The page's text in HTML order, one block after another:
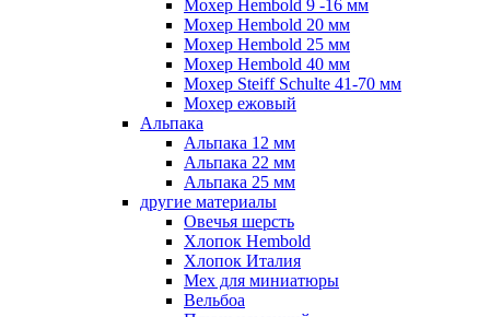
Мохер Hembold 9 -16 мм
Мохер Hembold 20 мм
Мохер Hembold 25 мм
Мохер Hembold 40 мм
Мохер Steiff Schulte 41-70 мм
Мохер ежовый
Альпака
Альпака 12 мм
Альпака 22 мм
Альпака 25 мм
другие материалы
Овечья шерсть
Хлопок Hembold
Хлопок Италия
Мех для миниатюры
Вельбоа